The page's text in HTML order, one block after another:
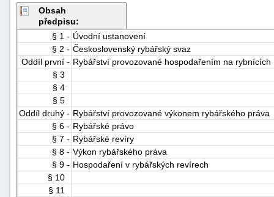
Obsah
předpisu:
§ 1 - Úvodní ustanovení
§ 2 - Československý rybářský svaz
Oddíl první - Rybářství provozované hospodařením na rybnících
§ 3
§ 4
§ 5
Oddíl druhý - Rybářství provozované výkonem rybářského práva
§ 6 - Rybářské právo
§ 7 - Rybářské revíry
§ 8 - Výkon rybářského práva
§ 9 - Hospodaření v rybářských revírech
§ 10
§ 11